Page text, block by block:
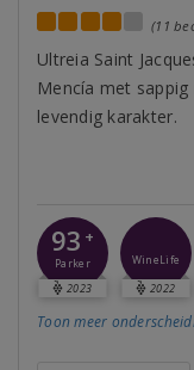
(11
Ultreia Saint
Mencía met
levendig karakter.
93 +
Parker
2023
WineLife
2022
Toon meer